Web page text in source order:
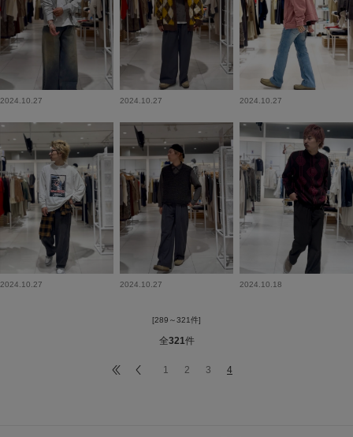
2024.10.27 2024.10.27 2024.10.27
2024.10.27 2024.10.27 2024.10.18
[289～321件]
全321件
1 2 3 4